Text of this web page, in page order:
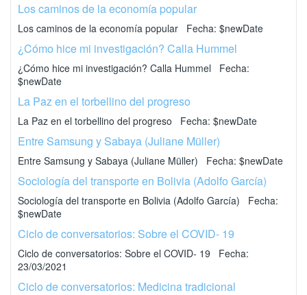
Los caminos de la economía popular
Los caminos de la economía popular Fecha: $newDate
¿Cómo hice mi investigación? Calla Hummel
¿Cómo hice mi investigación? Calla Hummel Fecha:
$newDate
La Paz en el torbellino del progreso
La Paz en el torbellino del progreso Fecha: $newDate
Entre Samsung y Sabaya (Juliane Müller)
Entre Samsung y Sabaya (Juliane Müller) Fecha: $newDate
Sociología del transporte en Bolivia (Adolfo García)
Sociología del transporte en Bolivia (Adolfo García) Fecha:
$newDate
Ciclo de conversatorios: Sobre el COVID- 19
Ciclo de conversatorios: Sobre el COVID- 19 Fecha:
23/03/2021
Ciclo de conversatorios: Medicina tradicional